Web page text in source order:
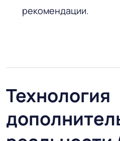
рекомендации.
Технология